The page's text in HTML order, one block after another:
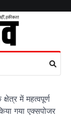
में महत्वपूर्ण
गया एक्सपोजर